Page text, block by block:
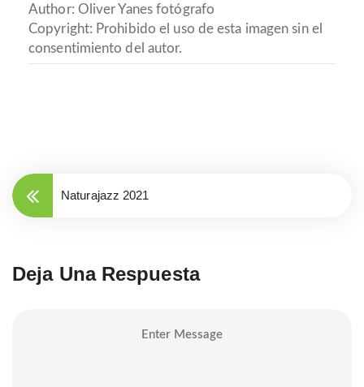
Author: Oliver Yanes fotógrafo
Copyright: Prohibido el uso de esta imagen sin el
consentimiento del autor.
Naturajazz 2021
Deja Una Respuesta